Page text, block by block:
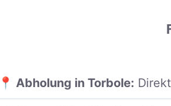
📍 Abholung in Torbole: